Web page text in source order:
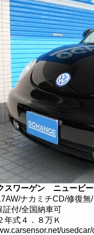
スワーゲン ニュービ
ナカミチCD/修復無
証付/全国納車可
年式４．８万Ｋ